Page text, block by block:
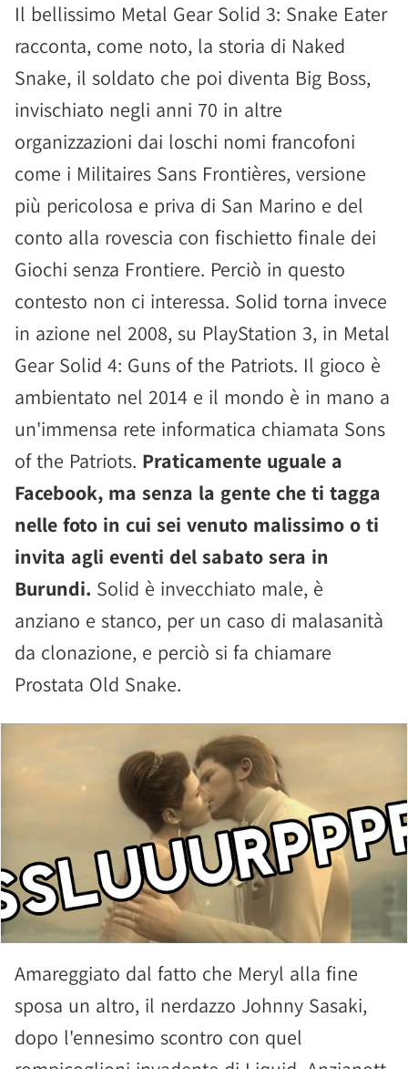
Il bellissimo Metal Gear Solid 3: Snake Eater
racconta, come noto, la storia di Naked
Snake, il soldato che poi diventa Big Boss,
invischiato negli anni 70 in altre
organizzazioni dai loschi nomi francofoni
come i Militaires Sans Frontières, versione
più pericolosa e priva di San Marino e del
conto alla rovescia con fischietto finale dei
Giochi senza Frontiere. Perciò in questo
contesto non ci interessa. Solid torna invece
in azione nel 2008, su PlayStation 3, in Metal
Gear Solid 4: Guns of the Patriots. Il gioco è
ambientato nel 2014 e il mondo è in mano a
un'immensa rete informatica chiamata Sons
of the Patriots. Praticamente uguale a
Facebook, ma senza la gente che ti tagga
nelle foto in cui sei venuto malissimo o ti
invita agli eventi del sabato sera in
Burundi. Solid è invecchiato male, è
anziano e stanco, per un caso di malasanità
da clonazione, e perciò si fa chiamare
Prostata Old Snake.
Amareggiato dal fatto che Meryl alla fine
sposa un altro, il nerdazzo Johnny Sasaki,
dopo l'ennesimo scontro con quel